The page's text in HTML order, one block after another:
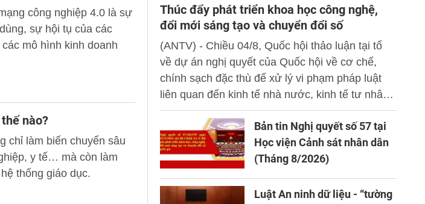
công nghiệp 4.0 là sự
sự hội tụ của các
mô hình kinh doanh
nào?
chỉ làm biến chuyển sâu
y tế… mà còn làm
thống giáo dục.
Thúc đẩy phát triển khoa học công nghệ,
đổi mới sáng tạo và chuyển đổi số
(ANTV) - Chiều 04/8, Quốc hội thảo luận tại tổ
về dự án nghị quyết của Quốc hội về cơ chế,
chính sạch đặc thù để xử lý vi phạm pháp luật
liên quan đến kinh tế nhà nước, kinh tế tư nhân
và ứng dụng khoa học công nghệ, đổi mới sáng
tạo và chuyển đổi số.Bản tin Nghị quyết số 57 tại
Học viện Cảnh sát nhân dân
(Tháng 8/2026)
Luật An ninh dữ liệu - “tường